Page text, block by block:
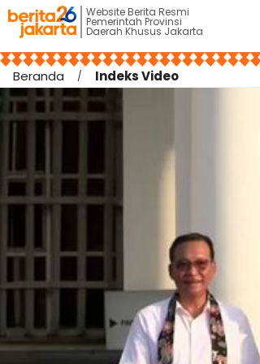
Website Berita Resmi
Pemerintah Provinsi
Daerah Khusus Jakarta
Beranda Indeks Video